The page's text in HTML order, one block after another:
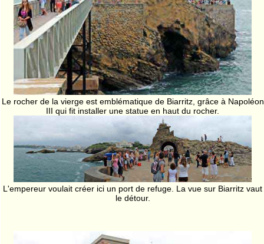
Le rocher de la vierge est emblématique de Biarritz, grâce à Napoléon
III qui fit installer une statue en haut du rocher.
L'empereur voulait créer ici un port de refuge. La vue sur Biarritz vaut
le détour.